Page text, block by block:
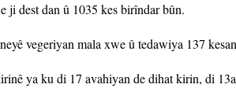
ji dest dan û 1035 kes birîndar bûn.
vegeriyan mala xwe û tedawiya 137
ya ku di 17 avahiyan de dihat kirin, di